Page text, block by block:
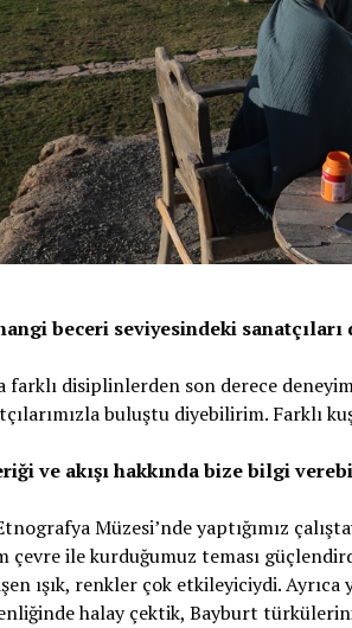
beceri seviyesindeki
farklı disiplinlerden son derece
buluştu diyebilirim. Farklı
ve akışı hakkında bize bilgi
Müzesi’nde yaptığımız
ile kurduğumuz teması
ışık, renkler çok etkileyiciydi.
halay çektik, Bayburt